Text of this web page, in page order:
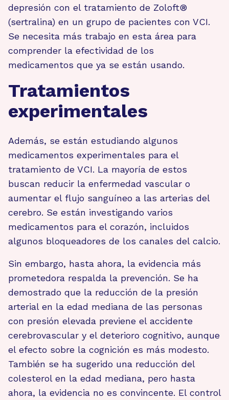
depresión con el tratamiento de Zoloft®
(sertralina) en un grupo de pacientes con VCI.
Se necesita más trabajo en esta área para
comprender la efectividad de los
medicamentos que ya se están usando.
Tratamientos
experimentales
Además, se están estudiando algunos
medicamentos experimentales para el
tratamiento de VCI. La mayoría de estos
buscan reducir la enfermedad vascular o
aumentar el flujo sanguíneo a las arterias del
cerebro. Se están investigando varios
medicamentos para el corazón, incluidos
algunos bloqueadores de los canales del calcio.
Sin embargo, hasta ahora, la evidencia más
prometedora respalda la prevención. Se ha
demostrado que la reducción de la presión
arterial en la edad mediana de las personas
con presión elevada previene el accidente
cerebrovascular y el deterioro cognitivo, aunque
el efecto sobre la cognición es más modesto.
También se ha sugerido una reducción del
colesterol en la edad mediana, pero hasta
ahora, la evidencia no es convincente. El control